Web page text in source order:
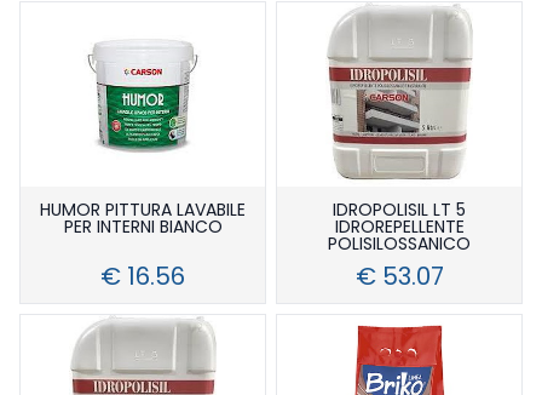
HUMOR PITTURA LAVABILE
PER INTERNI BIANCO
€ 16.56
IDROPOLISIL LT 5
IDROREPELLENTE
POLISILOSSANICO
€ 53.07